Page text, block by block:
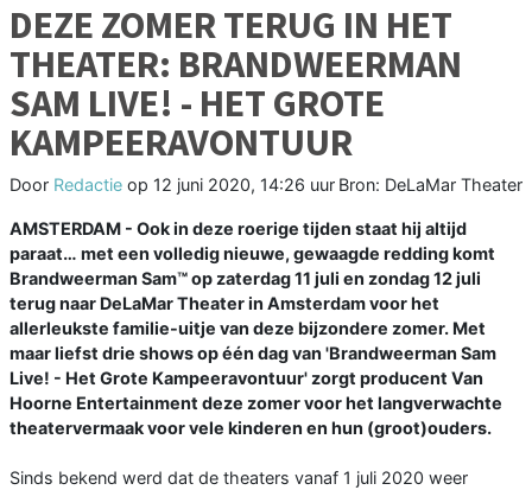
DEZE ZOMER TERUG IN HET
THEATER: BRANDWEERMAN
SAM LIVE! - HET GROTE
KAMPEERAVONTUUR
Door Redactie op 12 juni 2020, 14:26 uur Bron: DeLaMar Theater
AMSTERDAM - Ook in deze roerige tijden staat hij altijd
paraat… met een volledig nieuwe, gewaagde redding komt
Brandweerman Sam™ op zaterdag 11 juli en zondag 12 juli
terug naar DeLaMar Theater in Amsterdam voor het
allerleukste familie-uitje van deze bijzondere zomer. Met
maar liefst drie shows op één dag van 'Brandweerman Sam
Live! - Het Grote Kampeeravontuur' zorgt producent Van
Hoorne Entertainment deze zomer voor het langverwachte
theatervermaak voor vele kinderen en hun (groot)ouders.
Sinds bekend werd dat de theaters vanaf 1 juli 2020 weer